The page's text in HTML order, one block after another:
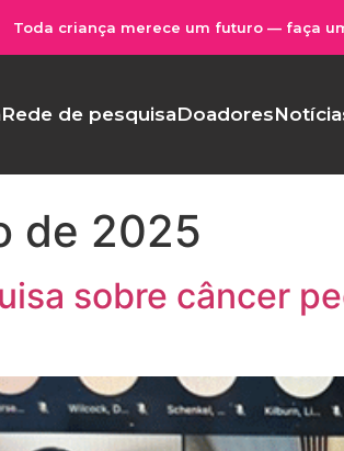
Toda criança merece um futuro — faça
Rede de pesquisaDoadores
de 2025
sobre câncer